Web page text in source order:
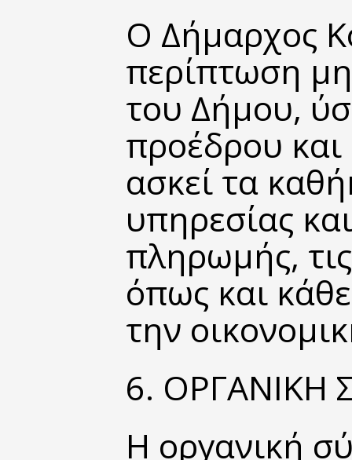
Ο Δήμαρχος
περίπτωση
του Δήμου,
προέδρου
ασκεί τα
υπηρεσίας
πληρωμής,
όπως και
την
6. ΟΡΓΑΝΙΚΗ
Η οργανική